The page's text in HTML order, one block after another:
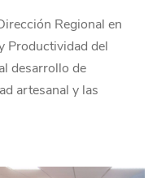
Regional en
Productividad del
desarrollo de
artesanal y las